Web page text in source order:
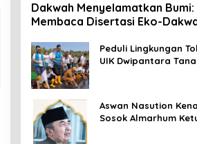
Dakwah Menyelamatkan Bumi:
Membaca Disertasi Eko-
Peduli Lingkungan
UIK Dwipantara
Aswan Nasution
Sosok Almarhum